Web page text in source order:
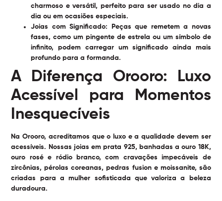
charmoso e versátil, perfeito para ser usado no dia a
dia ou em ocasiões especiais.
Joias com Significado: Peças que remetem a novas
fases, como um pingente de estrela ou um símbolo de
infinito, podem carregar um significado ainda mais
profundo para a formanda.
A Diferença Orooro: Luxo
Acessível para Momentos
Inesquecíveis
Na Orooro, acreditamos que o luxo e a qualidade devem ser
acessíveis. Nossas joias em prata 925, banhadas a ouro 18K,
ouro rosé e ródio branco, com cravações impecáveis de
zircônias, pérolas coreanas, pedras fusion e moissanite, são
criadas para a mulher sofisticada que valoriza a beleza
duradoura.